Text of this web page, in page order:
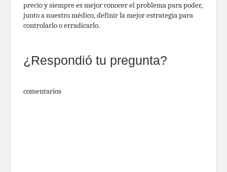
precio y siempre es mejor conocer el problema para poder,
junto a nuestro médico, definir la mejor estrategia para
controlarlo o erradicarlo.
¿Respondió tu pregunta?
comentarios